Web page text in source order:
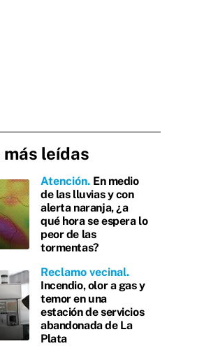
más leídas
Atención En medio
de las lluvias y con
alerta naranja, ¿a
qué hora se espera lo
peor de las
tormentas?
Reclamo vecinal
Incendio, olor a gas y
temor en una
estación de servicios
abandonada de La
Plata